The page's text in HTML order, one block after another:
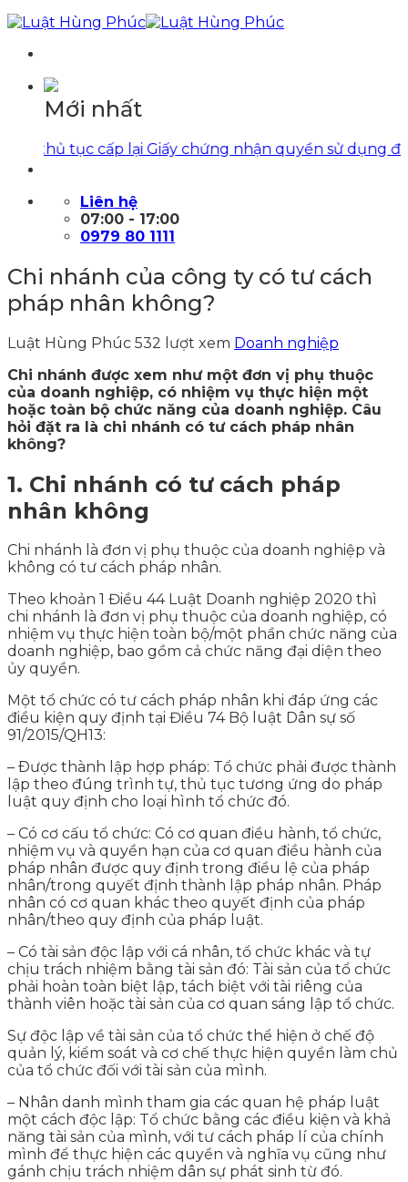
Mới nhất
cấp lại Giấy chứng nhận quyền sử dụng đất|Luật
Liên hệ
07:00 - 17:00
0979 80 1111
Chi nhánh của công ty có tư cách
pháp nhân không?
Luật Hùng Phúc 532 lượt xem Doanh nghiệp
Chi nhánh được xem như một đơn vị phụ thuộc
của doanh nghiệp, có nhiệm vụ thực hiện một
hoặc toàn bộ chức năng của doanh nghiệp. Câu
hỏi đặt ra là chi nhánh có tư cách pháp nhân
không?
1. Chi nhánh có tư cách pháp
nhân không
Chi nhánh là đơn vị phụ thuộc của doanh nghiệp và
không có tư cách pháp nhân.
Theo khoản 1 Điều 44 Luật Doanh nghiệp 2020 thì
chi nhánh là đơn vị phụ thuộc của doanh nghiệp, có
nhiệm vụ thực hiện toàn bộ/một phần chức năng của
doanh nghiệp, bao gồm cả chức năng đại diện theo
ủy quyền.
Một tổ chức có tư cách pháp nhân khi đáp ứng các
điều kiện quy định tại Điều 74 Bộ luật Dân sự số
91/2015/QH13:
– Ðược thành lập hợp pháp: Tổ chức phải được thành
lập theo đúng trình tự, thủ tục tương ứng do pháp
luật quy định cho loại hình tổ chức đó.
– Có cơ cấu tổ chức: Có cơ quan điều hành, tổ chức,
nhiệm vụ và quyền hạn của cơ quan điều hành của
pháp nhân được quy định trong điều lệ của pháp
nhân/trong quyết định thành lập pháp nhân. Pháp
nhân có cơ quan khác theo quyết định của pháp
nhân/theo quy định của pháp luật.
– Có tài sản độc lập với cá nhân, tổ chức khác và tự
chịu trách nhiệm bằng tài sản đó: Tài sản của tổ chức
phải hoàn toàn biệt lập, tách biệt với tài riêng của
thành viên hoặc tài sản của cơ quan sáng lập tổ chức.
Sự độc lập về tài sản của tổ chức thể hiện ở chế độ
quản lý, kiểm soát và cơ chế thực hiện quyền làm chủ
của tổ chức đối với tài sản của mình.
– Nhân danh mình tham gia các quan hệ pháp luật
một cách độc lập: Tổ chức bằng các điều kiện và khả
năng tài sản của mình, với tư cách pháp lí của chính
mình để thực hiện các quyền và nghĩa vụ cũng như
gánh chịu trách nhiệm dân sự phát sinh từ đó.